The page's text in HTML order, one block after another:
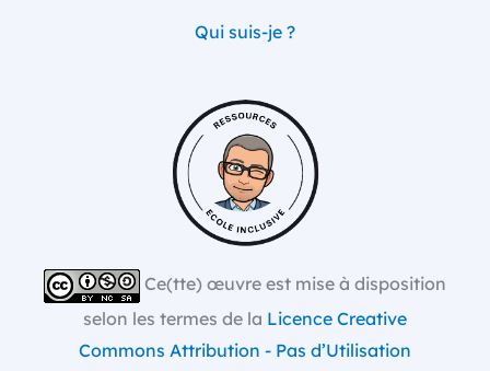
Qui suis-je ?
Ce(tte) œuvre est mise à disposition
selon les termes de la Licence Creative
Commons Attribution - Pas d’Utilisation